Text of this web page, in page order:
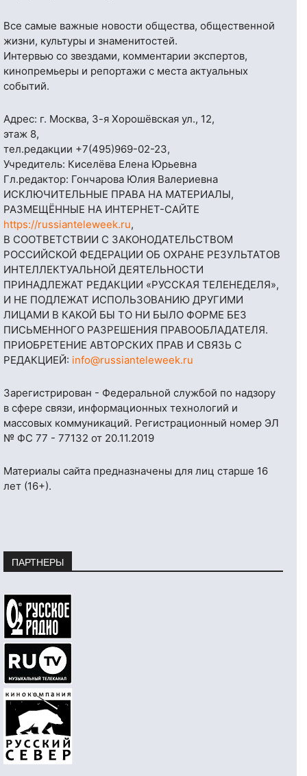
Все самые важные новости общества, общественной
жизни, культуры и знаменитостей.
Интервью со звездами, комментарии экспертов,
кинопремьеры и репортажи с места актуальных
событий.
Адрес: г. Москва, 3-я Хорошёвская ул., 12,
этаж 8,
тел.редакции +7(495)969-02-23,
Учредитель: Киселёва Елена Юрьевна
Гл.редактор: Гончарова Юлия Валериевна
ИСКЛЮЧИТЕЛЬНЫЕ ПРАВА НА МАТЕРИАЛЫ,
РАЗМЕЩЁННЫЕ НА ИНТЕРНЕТ-САЙТЕ
https://russianteleweek.ru,
В СООТВЕТСТВИИ С ЗАКОНОДАТЕЛЬСТВОМ
РОССИЙСКОЙ ФЕДЕРАЦИИ ОБ ОХРАНЕ РЕЗУЛЬТАТОВ
ИНТЕЛЛЕКТУАЛЬНОЙ ДЕЯТЕЛЬНОСТИ
ПРИНАДЛЕЖАТ РЕДАКЦИИ «РУССКАЯ ТЕЛЕНЕДЕЛЯ»,
И НЕ ПОДЛЕЖАТ ИСПОЛЬЗОВАНИЮ ДРУГИМИ
ЛИЦАМИ В КАКОЙ БЫ ТО НИ БЫЛО ФОРМЕ БЕЗ
ПИСЬМЕННОГО РАЗРЕШЕНИЯ ПРАВООБЛАДАТЕЛЯ.
ПРИОБРЕТЕНИЕ АВТОРСКИХ ПРАВ И СВЯЗЬ С
РЕДАКЦИЕЙ: info@russianteleweek.ru
Зарегистрирован - Федеральной службой по надзору
в сфере связи, информационных технологий и
массовых коммуникаций. Регистрационный номер ЭЛ
№ ФС 77 - 77132 от 20.11.2019
Материалы сайта предназначены для лиц старше 16
лет (16+).
ПАРТНЕРЫ